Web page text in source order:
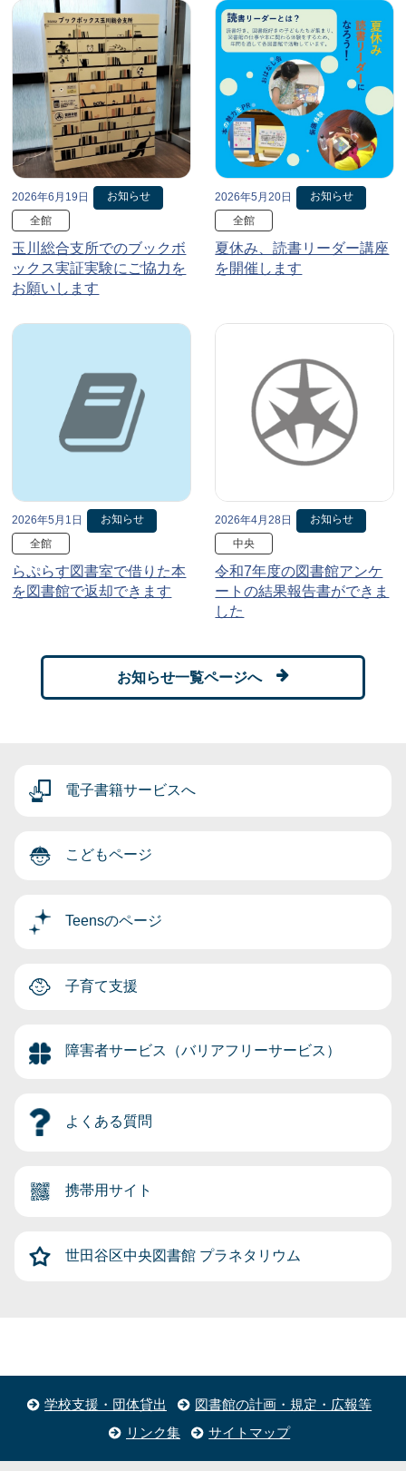
2026年6月19日
お知らせ
全館
玉川総合支所でのブックボ
ックス実証実験にご協力を
お願いします
2026年5月20日
お知らせ
全館
夏休み、読書リーダー講座
を開催します
2026年5月1日
お知らせ
全館
らぷらす図書室で借りた本
を図書館で返却できます
2026年4月28日
お知らせ
中央
令和7年度の図書館アンケ
ートの結果報告書ができま
した
お知らせ一覧ページへ
電子書籍サービスへ
こどもページ
Teensのページ
子育て支援
障害者サービス（バリアフリーサービス）
よくある質問
携帯用サイト
世田谷区中央図書館 プラネタリウム
学校支援・団体貸出
図書館の計画・規定・広報等
リンク集
サイトマップ